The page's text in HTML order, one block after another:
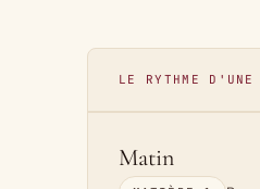
LE RYTHME D'UNE
Matin